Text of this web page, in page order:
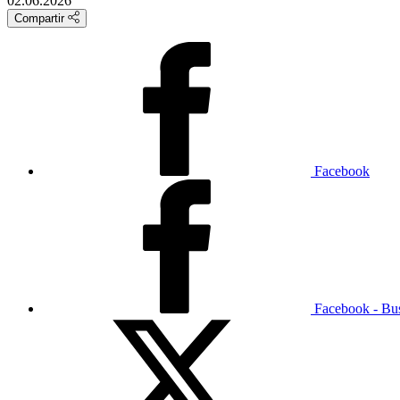
Compartir
Facebook
Facebook -